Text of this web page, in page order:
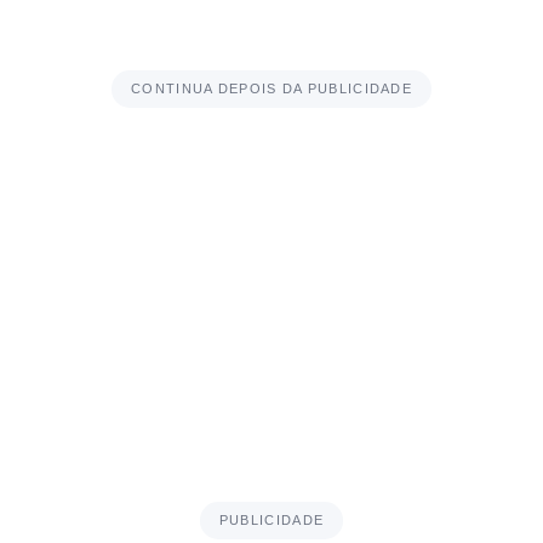
CONTINUA DEPOIS DA PUBLICIDADE
PUBLICIDADE